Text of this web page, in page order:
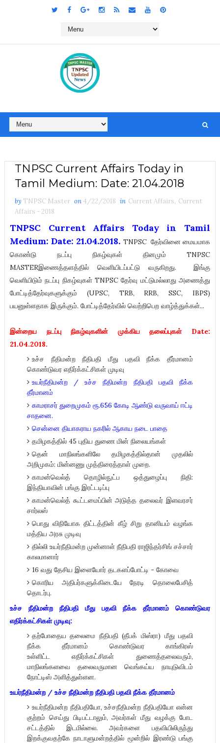
TNPSC Current Affairs Today in
Tamil Medium: Date: 21.04.2018
by TNPSC Master on 4/22/2018 in Current Affairs, Current
Affairs - 2018
TNPSC Current Affairs Today in Tamil
Medium: Date: 21.04.2018. TNPSC தேர்வினை மையமாக
கொண்டு நடப்பு நிகழ்வுகள் தினமும் TNPSC
MASTERஇணைத்தளத்தில் வெளியிடப்பட்டு வருகிறது. இங்கு
வெளியிடும் நடப்பு நிகழ்வுகள் TNPSC தேர்வு மட்டுமல்லாது அணைத்து
போட்டித்தேர்வுகளுக்கும் (UPSC, TRB, RRB, SSC, IBPS)
பயனுள்ளதாக இருக்கும். போட்டித்தேர்வில் வெற்றிபெற வாழ்த்துக்கள்...
இன்றைய நடப்பு நிகழ்வுகளின் முக்கிய தலைப்புகள் Date:
21.04.2018.
உச்ச நீதிமன்ற நீதிபதி மீது பதவி நீக்க தீர்மானம்
கொண்டுவர எதிர்க்கட்சிகள் முடிவு
உயர்நீதிமன்ற / உச்ச நீதிமன்ற நீதிபதி பதவி நீக்க
தீர்மானம்
காமராசர் துறைமுகம் ரூ.656 கோடி ஆண்டு வருவாய் ஈட்டி
சாதனை.
சென்னை தியாகராய நகரில் ஆகாய நடை பாதை
தமிழகத்தில் 45 புதிய துணை மின் நிலையங்கள்
தென் மாநிலங்களிலே தமிழகத்தில்தான் முதலில்
அறிமுகம்: மின்னணு முத்திரைத்தாள் முறை.
காமன்வெல்த் தொழில்நுட்ப ஒத்துழைப்பு நிதி:
இந்தியாவின் பங்கு இரட்டடிப்பு
காமன்வெல்த் கூட்டமைப்பின் அடுத்த தலைவர் இளவரசர்
சார்லஸ்
பொது விநியோக திட்டத்தின் கீழ் சிறு தானியம் வழங்க
மத்திய அரசு முடிவு
தில்லி உயர்நீதிமன்ற முன்னாள் நீதிபதி ராஜிந்தர்சிங் சச்சார்
காலமானார்
16 வது தேசிய இளையோர் தடகளப்போட்டி - கோவை
கொரிய அதிபர்களுக்கிடையே நேரடி தொலைபேசித்
தொடர்பு.
உச்ச நீதிமன்ற நீதிபதி மீது பதவி நீக்க தீர்மானம் கொண்டுவர
எதிர்க்கட்சிகள் முடிவு:
தற்போதைய தலைமை நீதிபதி (தீபக் மிஸ்ரா) மீது பதவி
நீக்க தீர்மானம் கொண்டுவர காங்கிரஸ்
உள்ளிட்ட எதிர்க்கட்சிகள் துணைத்தலைவரும்,
மாநிலங்களவை தலைவருமான வெங்கய்ய நாயுடுவிடம்
நோட்டிஸ் அளித்துள்ளன.
உயர்நீதிமன்ற / உச்ச நீதிமன்ற நீதிபதி பதவி நீக்க தீர்மானம்
உயர்நீதிமன்ற நீதிபதியோ, உச்சநீதிமன்ற நீதிபதியோ என்ன
குற்றம் செய்து பிடிபட்டாலும், அவர்கள் மீது வழக்கு போட
சட்டத்தில் இடமில்லை. அவர்களை பதவியிலிருந்து
இறக்குவதற்கே நாடாளுமன்றத்தில் மூன்றில் இரண்டு பங்கு